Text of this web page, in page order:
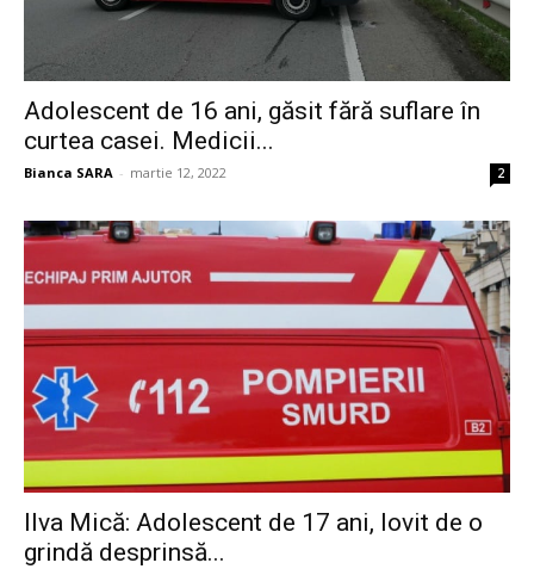
Adolescent de 16 ani, găsit fără suflare în
curtea casei. Medicii...
Bianca SARA - martie 12, 2022 2
Ilva Mică: Adolescent de 17 ani, lovit de o
grindă desprinsă...